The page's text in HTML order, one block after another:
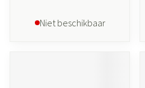
Niet beschikbaar